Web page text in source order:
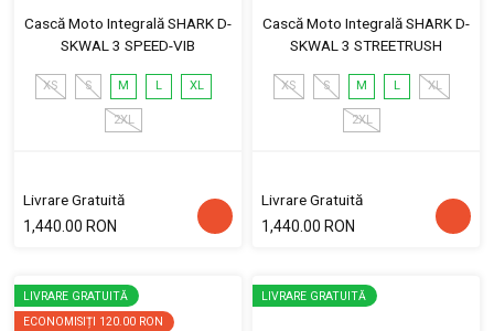
Cască Moto Integrală SHARK D-
SKWAL 3 SPEED-VIB
XS S M L XL
2XL
Livrare Gratuită
1,440.00 RON
Cască Moto Integrală SHARK D-
SKWAL 3 STREETRUSH
XS S M L XL
2XL
Livrare Gratuită
1,440.00 RON
LIVRARE GRATUITĂ
ECONOMISIȚI 120.00 RON
LIVRARE GRATUITĂ